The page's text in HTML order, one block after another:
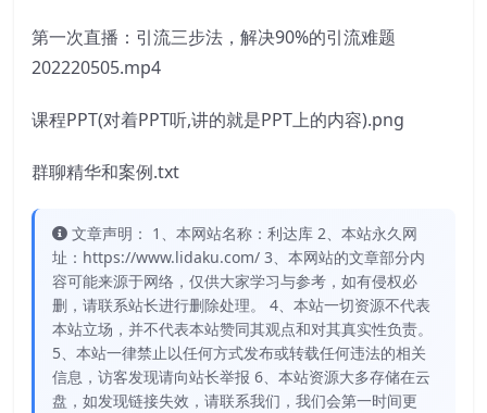
第一次直播：引流三步法，解决90%的引流难题
202220505.mp4
课程PPT(对着PPT听,讲的就是PPT上的内容).png
群聊精华和案例.txt
文章声明： 1、本网站名称：利达库 2、本站永久网
址：https://www.lidaku.com/ 3、本网站的文章部分内
容可能来源于网络，仅供大家学习与参考，如有侵权必
删，请联系站长进行删除处理。 4、本站一切资源不代表
本站立场，并不代表本站赞同其观点和对其真实性负责。
5、本站一律禁止以任何方式发布或转载任何违法的相关
信息，访客发现请向站长举报 6、本站资源大多存储在云
盘，如发现链接失效，请联系我们，我们会第一时间更